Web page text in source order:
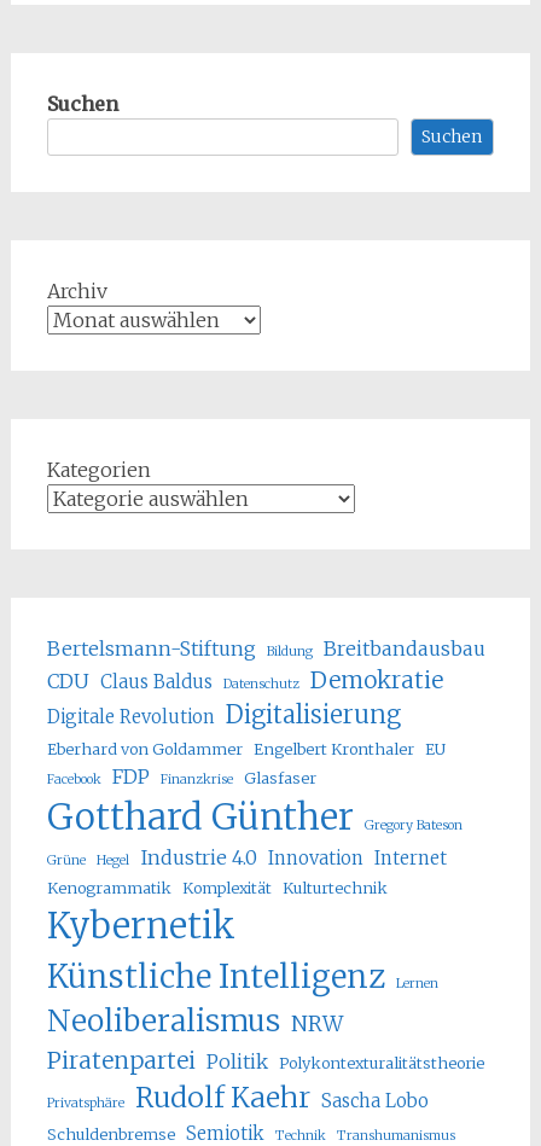
Suchen
Suchen
Archiv
Kategorien
Bertelsmann-Stiftung Bildung
Breitbandausbau
CDU Claus Baldus Datenschutz Demokratie
Digitale Revolution Digitalisierung
Eberhard von Goldammer Engelbert Kronthaler EU
Facebook FDP Finanzkrise Glasfaser
Gotthard Günther Gregory Bateson
Grüne Hegel Industrie 4.0 Innovation Internet
Kenogrammatik Komplexität Kulturtechnik
Kybernetik
Künstliche Intelligenz Lernen
Neoliberalismus NRW
Piratenpartei Politik Polykontexturalitätstheorie
Privatsphäre Rudolf Kaehr Sascha Lobo
Schuldenbremse Semiotik Technik
Transhumanismus